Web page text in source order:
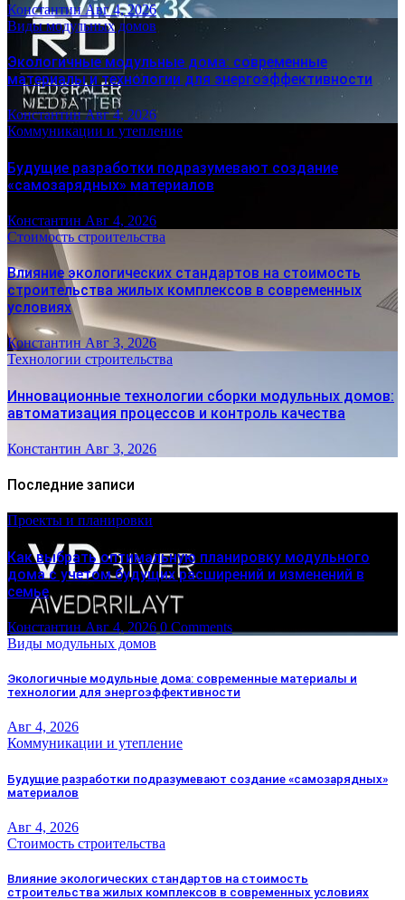
КонстантинАвг 4, 2026
Виды модульных домов
Экологичные модульные дома: современные
материалы и технологии для энергоэффективности
КонстантинАвг 4, 2026
Коммуникации и утепление
Будущие разработки подразумевают создание
«самозарядных» материалов
Константин Авг 4, 2026
Стоимость строительства
Влияние экологических стандартов на стоимость
строительства жилых комплексов в современных
условиях
Константин Авг 3, 2026
Технологии строительства
Инновационные технологии сборки модульных домов:
автоматизация процессов и контроль качества
Константин Авг 3, 2026
Последние записи
Проекты и планировки
Как выбрать оптимальную планировку модульного
дома с учетом будущих расширений и изменений в
семье
Константин Авг 4, 2026 0 Comments
Виды модульных домов
Экологичные модульные дома: современные материалы и
технологии для энергоэффективности
Авг 4, 2026
Коммуникации и утепление
Будущие разработки подразумевают создание «самозарядных»
материалов
Авг 4, 2026
Стоимость строительства
Влияние экологических стандартов на стоимость
строительства жилых комплексов в современных условиях